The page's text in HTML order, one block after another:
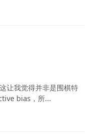
我觉得并非是围棋特
bias，所...